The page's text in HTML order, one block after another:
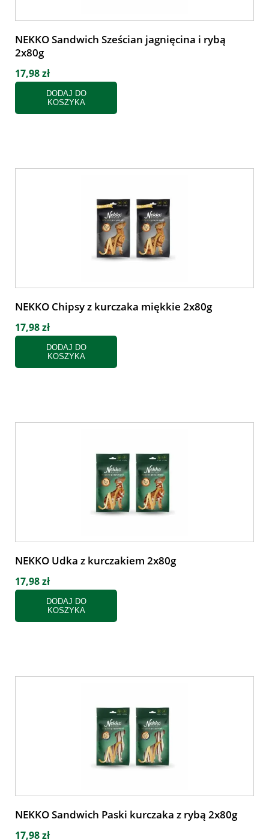
NEKKO Sandwich Sześcian jagnięcina i rybą
2x80g
17,98 zł
DODAJ DO
KOSZYKA
NEKKO Chipsy z kurczaka miękkie 2x80g
17,98 zł
DODAJ DO
KOSZYKA
NEKKO Udka z kurczakiem 2x80g
17,98 zł
DODAJ DO
KOSZYKA
NEKKO Sandwich Paski kurczaka z rybą 2x80g
17,98 zł